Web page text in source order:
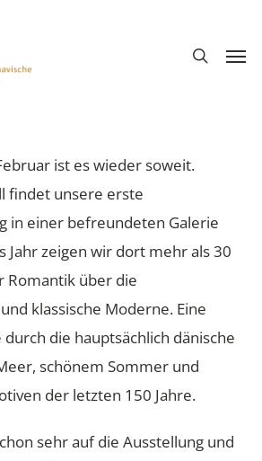
ist es wieder soweit.
findet unsere erste
in einer befreundeten Galerie
Jahr zeigen wir dort mehr als 30
Romantik über die
klassische Moderne. Eine
die hauptsächlich dänische
schönem Sommer und
der letzten 150 Jahre.
sehr auf die Ausstellung und